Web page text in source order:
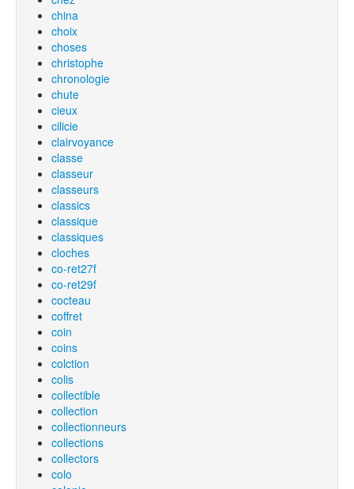
china
choix
choses
christophe
chronologie
chute
cieux
cilicie
clairvoyance
classe
classeur
classeurs
classics
classique
classiques
cloches
co-ret27f
co-ret29f
cocteau
coffret
coin
coins
colction
colis
collectible
collection
collectionneurs
collections
collectors
colo